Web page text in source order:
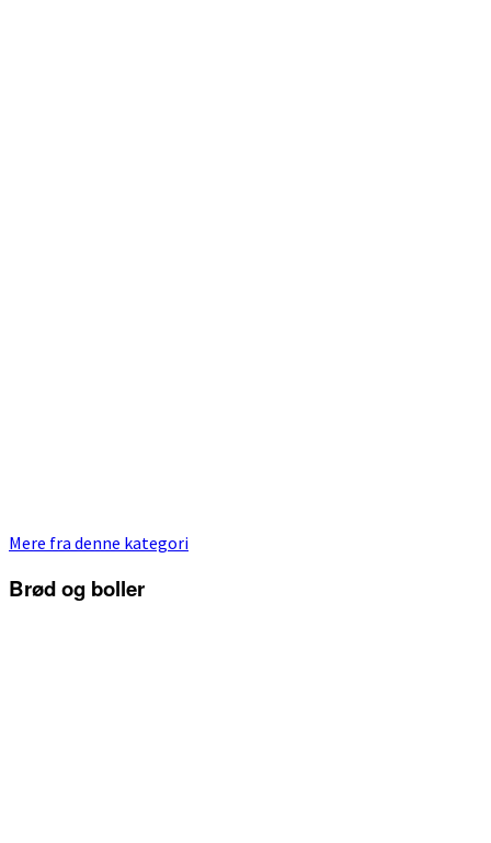
Mere fra denne kategori
Brød og boller